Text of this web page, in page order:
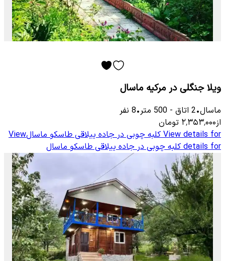
ویلا جنگلی در مرکیه ماسال
ماسال•
2 اتاق -
500 متر•
8 نفر
از۲٬۳۵۳٬۰۰۰ تومان
View details for کلبه چوبی در جاده ییلاقی طاسکو ماسالView
details for کلبه چوبی در جاده ییلاقی طاسکو ماسال